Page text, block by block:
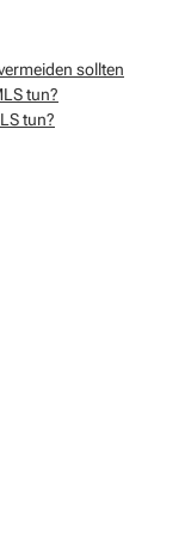
sollten
tun?
tun?